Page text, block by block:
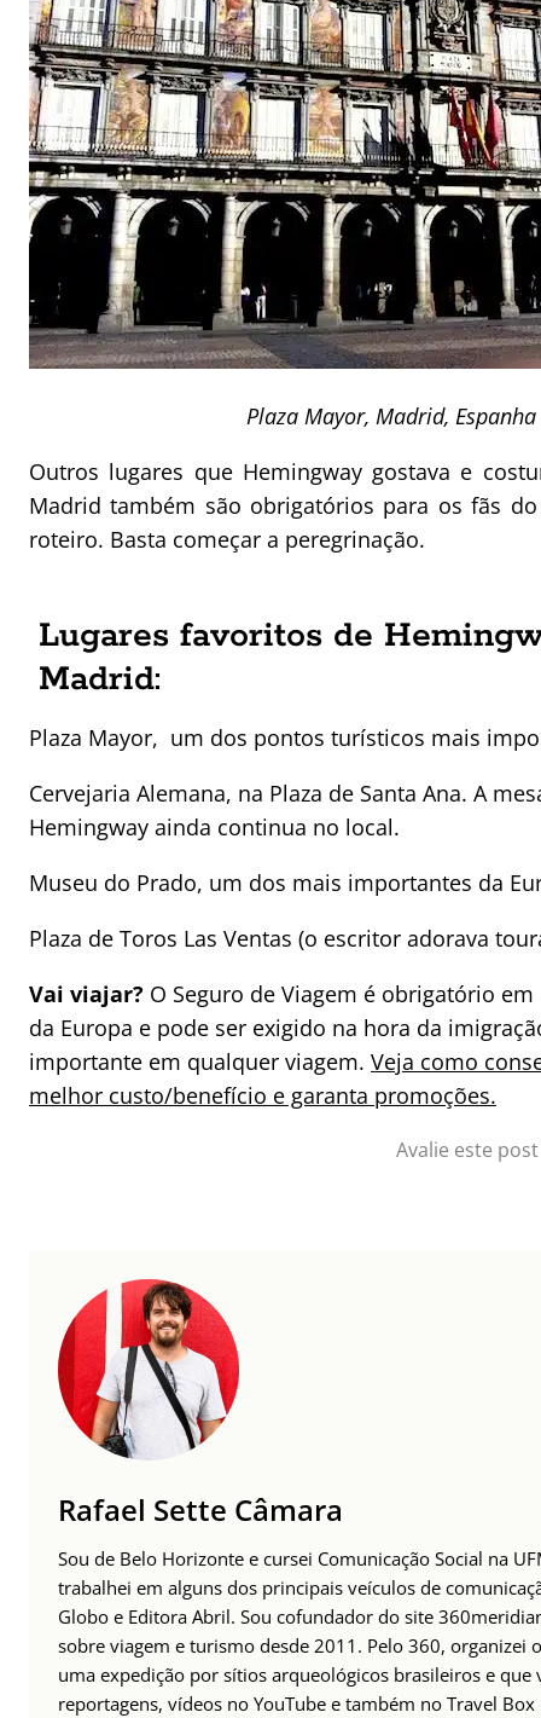
Plaza Mayor, Madrid, Espanha
Outros lugares que Hemingway gostava e
Madrid também são obrigatórios para os fãs
roteiro. Basta começar a peregrinação.
Lugares favoritos de
Madrid:
Plaza Mayor, um dos pontos turísticos mais
Cervejaria Alemana, na Plaza de Santa Ana. A
Hemingway ainda continua no local.
Museu do Prado, um dos mais importantes da
Plaza de Toros Las Ventas (o escritor adorava
Vai viajar? O Seguro de Viagem é obrigatório em
da Europa e pode ser exigido na hora da
importante em qualquer viagem. Veja como
melhor custo/benefício e garanta promoções.
Avalie este post
Rafael Sette Câmara
Sou de Belo Horizonte e cursei Comunicação Social na
trabalhei em alguns dos principais veículos de
Globo e Editora Abril. Sou cofundador do site
sobre viagem e turismo desde 2011. Pelo 360, organizei
uma expedição por sítios arqueológicos brasileiros e que
reportagens, vídeos no YouTube e também no Travel